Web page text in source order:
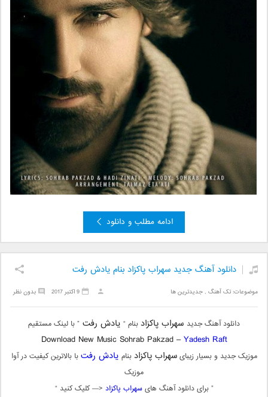
ادامه مطلب و دانلود
دانلود آهنگ جدید سهراب پاکزاد بنام یادش رفت
موضوعات:تک آهنگ ,جدیدترین ها بدون نظر 9 اکتبر 2017
دانلود آهنگ جدید سهراب پاکزاد بنام “ یادش رفت ” با لینک مستقیم
Download New Music Sohrab Pakzad –Yadesh Raft
موزیک جدید و بسیار زیبایسهراب پاکزاد بنام یادش رفتبا بالاترین کیفیت در آوا
موزیک
” برای دانلود آهنگ هایسهراب پاکزاد <— کلیک کنید “